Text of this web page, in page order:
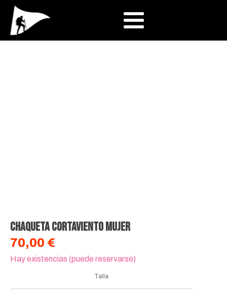
Chaqueta cortaviento mujer
70,00 €
Hay existencias (puede reservarse)
Talla